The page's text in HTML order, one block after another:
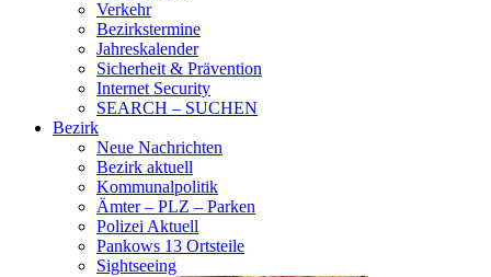
Verkehr
Bezirkstermine
Jahreskalender
Sicherheit & Prävention
Internet Security
SEARCH – SUCHEN
Bezirk
Neue Nachrichten
Bezirk aktuell
Kommunalpolitik
Ämter – PLZ – Parken
Polizei Aktuell
Pankows 13 Ortsteile
Sightseeing